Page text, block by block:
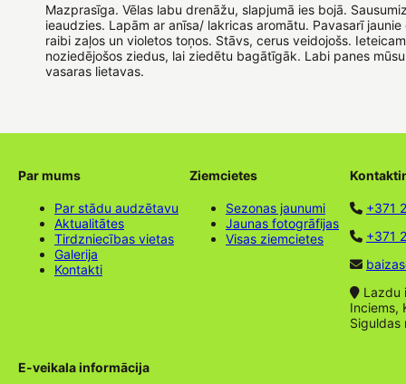
Mazprasīga. Vēlas labu drenāžu, slapjumā ies bojā.
ieaudzies. Lapām ar anīsa/ lakricas aromātu. Pavasarī jaunie
raibi zaļos un violetos toņos. Stāvs, cerus veidojošs.
noziedējošos ziedus, lai ziedētu bagātīgāk. Labi panes
vasaras lietavas.
Par mums
Par stādu audzētavu
Aktualitātes
Tirdzniecības vietas
Galerija
Kontakti
Ziemcietes
Sezonas jaunumi
Jaunas fotogrāfijas
Visas ziemcietes
+371
+371
Lazdu
Inciems,
Siguldas
E-veikala informācija